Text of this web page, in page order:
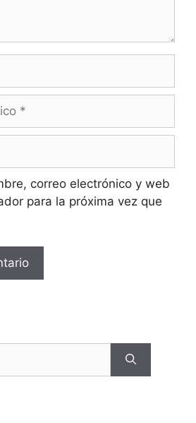
correo electrónico y web
para la próxima vez que